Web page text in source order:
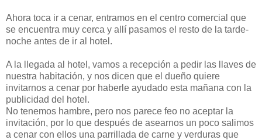
Ahora toca ir a cenar, entramos en el centro comercial que
se encuentra muy cerca y allí pasamos el resto de la tarde-
noche antes de ir al hotel.
A la llegada al hotel, vamos a recepción a pedir las llaves de
nuestra habitación, y nos dicen que el dueño quiere
invitarnos a cenar por haberle ayudado esta mañana con la
publicidad del hotel.
No tenemos hambre, pero nos parece feo no aceptar la
invitación, por lo que después de asearnos un poco salimos
a cenar con ellos una parrillada de carne y verduras que